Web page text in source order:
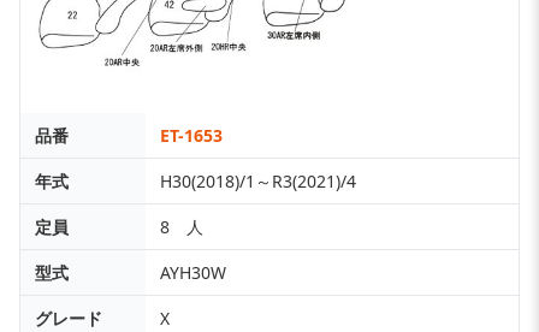
品番
ET-1653
年式
H30(2018)/1～R3(2021)/4
定員
8 人
型式
AYH30W
グレード
X